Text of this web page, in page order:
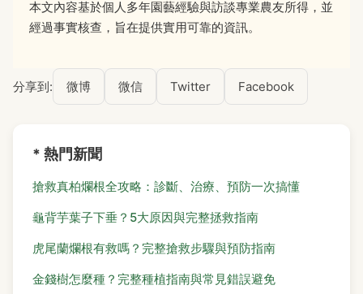
本文內容基於個人多年園藝經驗與訪談專業農友所得，並
經過事實核查，旨在提供實用可靠的資訊。
分享到: 微博 微信 Twitter Facebook
* 熱門新聞
搶救真柏爛根全攻略：診斷、治療、預防一次搞懂
龜背芋葉子下垂？5大原因與完整拯救指南
虎尾蘭爛根有救嗎？完整搶救步驟與預防指南
金錢樹怎麼種？完整種植指南與常見錯誤避免